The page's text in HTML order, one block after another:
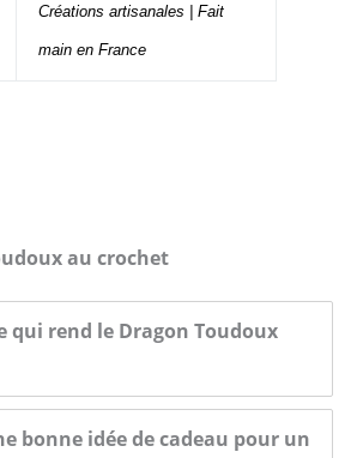
Créations artisanales | Fait
main en France
au crochet
qui rend le Dragon Toudoux
bonne idée de cadeau pour un